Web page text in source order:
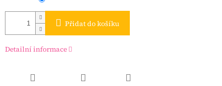
Přidat do košíku
Detailní informace